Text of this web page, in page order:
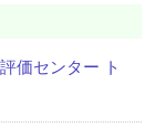
価センター ト